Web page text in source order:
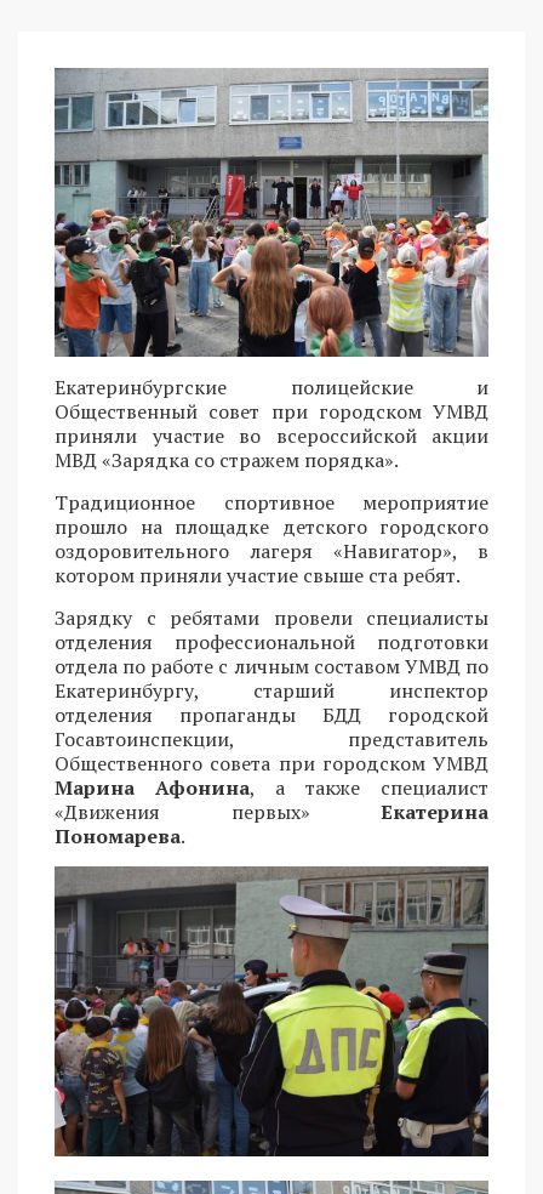
Екатеринбургские полицейские и
Общественный совет при городском УМВД
приняли участие во всероссийской акции
МВД «Зарядка со стражем порядка».
Традиционное спортивное мероприятие
прошло на площадке детского городского
оздоровительного лагеря «Навигатор», в
котором приняли участие свыше ста ребят.
Зарядку с ребятами провели специалисты
отделения профессиональной подготовки
отдела по работе с личным составом УМВД по
Екатеринбургу, старший инспектор
отделения пропаганды БДД городской
Госавтоинспекции, представитель
Общественного совета при городском УМВД
Марина Афонина, а также специалист
«Движения первых» Екатерина
Пономарева.